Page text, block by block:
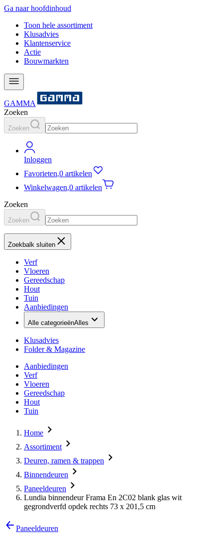
Ga naar hoofdinhoud
Toon hele assortiment
Klusadvies
Klantenservice
Actie
Bouwmarkten
GAMMA
Zoeken
Zoeken
Inloggen
Favorieten,0 artikelen
Winkelwagen,0 artikelen
Zoeken
Zoeken
Zoekbalk sluiten
Verf
Vloeren
Gereedschap
Hout
Tuin
Aanbiedingen
Alle categorieënAlles
Klusadvies
Folder & Magazine
Aanbiedingen
Verf
Vloeren
Gereedschap
Hout
Tuin
Home
Assortiment
Deuren, ramen & trappen
Binnendeuren
Paneeldeuren
Lundia binnendeur Frama En 2C02 blank glas wit
gegrondverfd opdek rechts 73 x 201,5 cm
Paneeldeuren